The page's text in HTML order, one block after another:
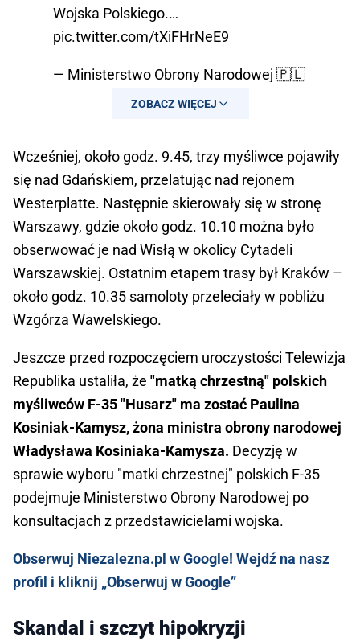
Wojska Polskiego.…
pic.twitter.com/tXiFHrNeE9
— Ministerstwo Obrony Narodowej 🇵🇱
(@MON_GOV_PL)June 12, 2026
ZOBACZ WIĘCEJ
Wcześniej, około godz. 9.45, trzy myśliwce pojawiły
się nad Gdańskiem, przelatując nad rejonem
Westerplatte. Następnie skierowały się w stronę
Warszawy, gdzie około godz. 10.10 można było
obserwować je nad Wisłą w okolicy Cytadeli
Warszawskiej. Ostatnim etapem trasy był Kraków –
około godz. 10.35 samoloty przeleciały w pobliżu
Wzgórza Wawelskiego.
Jeszcze przed rozpoczęciem uroczystości Telewizja
Republika ustaliła, że "matką chrzestną" polskich
myśliwców F-35 "Husarz" ma zostać Paulina
Kosiniak-Kamysz, żona ministra obrony narodowej
Władysława Kosiniaka-Kamysza. Decyzję w
sprawie wyboru "matki chrzestnej" polskich F-35
podejmuje Ministerstwo Obrony Narodowej po
konsultacjach z przedstawicielami wojska.
Obserwuj Niezalezna.pl w Google! Wejdź na nasz
profil i kliknij „Obserwuj w Google”
Skandal i szczyt hipokryzji